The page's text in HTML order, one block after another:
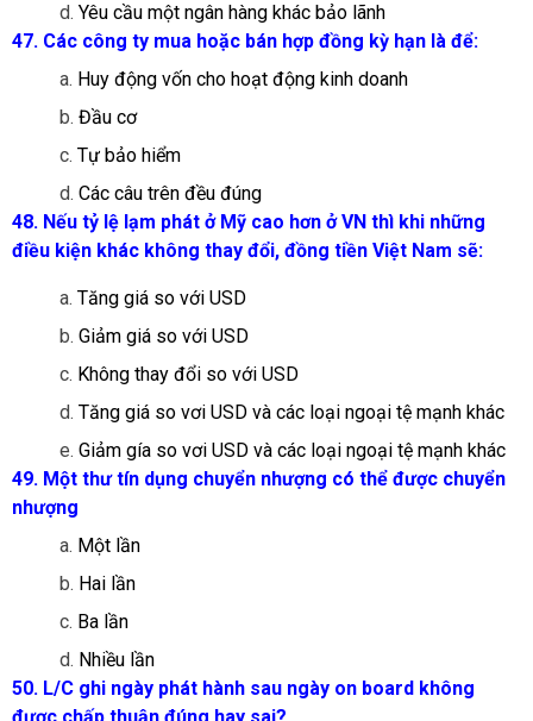
d. Yêu cầu một ngân hàng khác bảo lãnh
47. Các công ty mua hoặc bán hợp đồng kỳ hạn là để:
a. Huy động vốn cho hoạt động kinh doanh
b. Đầu cơ
c. Tự bảo hiểm
d. Các câu trên đều đúng
48. Nếu tỷ lệ lạm phát ở Mỹ cao hơn ở VN thì khi những
điều kiện khác không thay đổi, đồng tiền Việt Nam sẽ:
a. Tăng giá so với USD
b. Giảm giá so với USD
c. Không thay đổi so với USD
d. Tăng giá so vơi USD và các loại ngoại tệ mạnh khác
e. Giảm gía so vơi USD và các loại ngoại tệ mạnh khác
49. Một thư tín dụng chuyển nhượng có thể được chuyển
nhượng
a. Một lần
b. Hai lần
c. Ba lần
d. Nhiều lần
50. L/C ghi ngày phát hành sau ngày on board không